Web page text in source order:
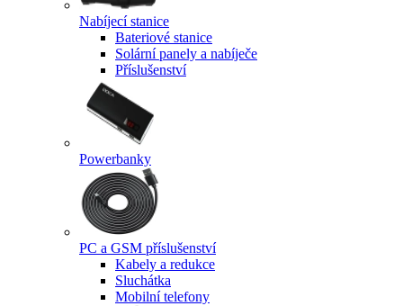
Nabíjecí stanice
Bateriové stanice
Solární panely a nabíječe
Příslušenství
Powerbanky
PC a GSM příslušenství
Kabely a redukce
Sluchátka
Mobilní telefony